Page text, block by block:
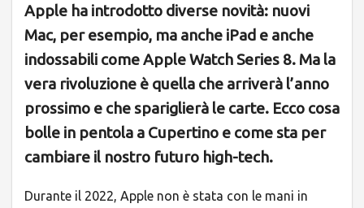
Apple ha introdotto diverse novità: nuovi
Mac, per esempio, ma anche iPad e anche
indossabili come Apple Watch Series 8. Ma la
vera rivoluzione è quella che arriverà l’anno
prossimo e che spariglierà le carte. Ecco cosa
bolle in pentola a Cupertino e come sta per
cambiare il nostro futuro high-tech.
Durante il 2022, Apple non è stata con le mani in